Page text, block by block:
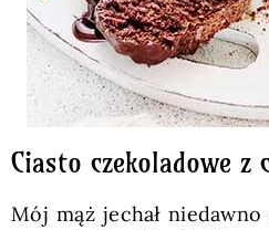
Ciasto czekoladowe
Mój mąż jechał